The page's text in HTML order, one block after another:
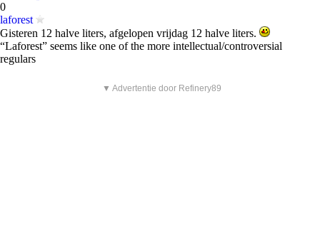
0
laforest
Gisteren 12 halve liters, afgelopen vrijdag 12 halve liters.
“Laforest” seems like one of the more intellectual/controversial
regulars
▼ Advertentie door Refinery89